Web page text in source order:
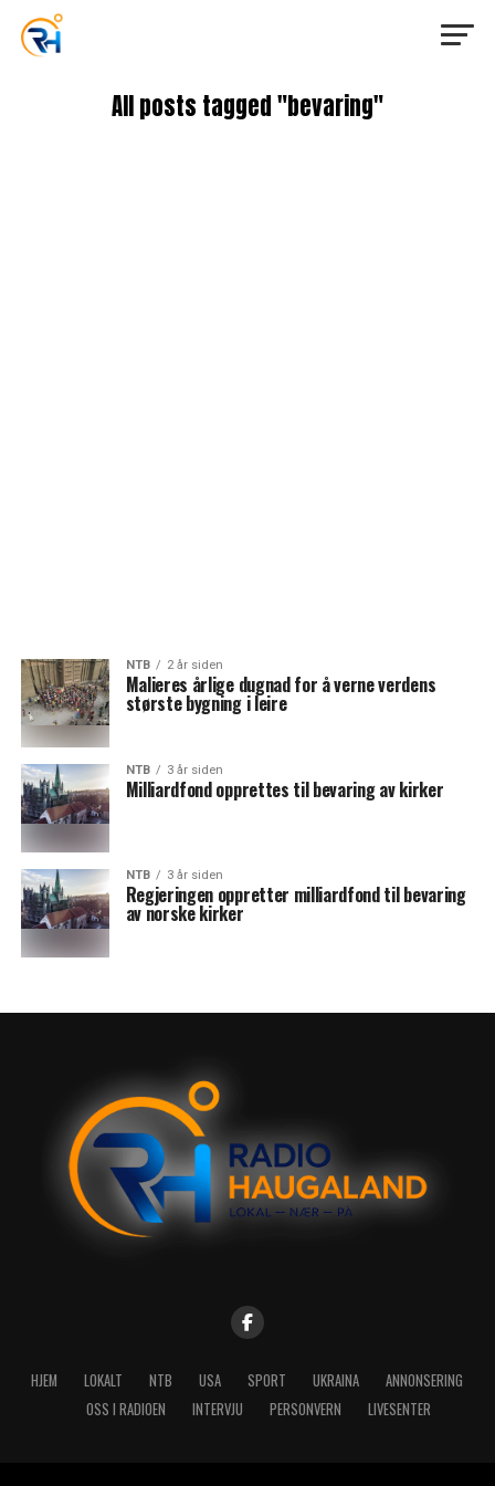
All posts tagged "bevaring"
NTB 2 år siden
Malieres årlige dugnad for å verne verdens
største bygning i leire
NTB 3 år siden
Milliardfond opprettes til bevaring av kirker
NTB 3 år siden
Regjeringen oppretter milliardfond til bevaring
av norske kirker
HJEM LOKALT NTB USA SPORT UKRAINA
ANNONSERING
OSS I RADIOEN
INTERVJU PERSONVERN LIVESENTER